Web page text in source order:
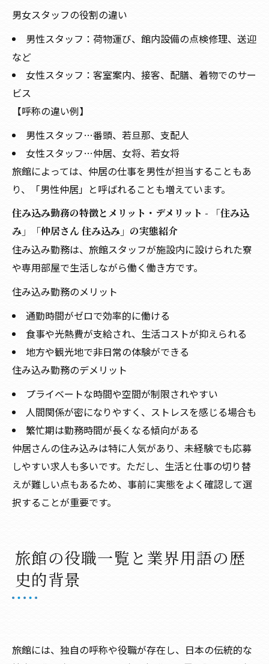
男女スタッフの役割の違い
男性スタッフ：荷物運び、館内設備の点検修理、送迎
など
女性スタッフ：客室案内、接客、配膳、着物でのサー
ビス
【呼称の違い例】
男性スタッフ…番頭、若旦那、支配人
女性スタッフ…仲居、女将、若女将
旅館によっては、仲居の仕事を男性が担当することもあ
り、「男性仲居」と呼ばれることも増えています。
住み込み勤務の特徴とメリット・デメリット - 「住み込
み」「仲居さん 住み込み」の実態紹介
住み込み勤務は、旅館スタッフが施設内に設けられた寮
や専用部屋で生活しながら働く働き方です。
住み込み勤務のメリット
通勤時間がゼロで効率的に働ける
食事や光熱費が支給され、生活コストが抑えられる
地方や観光地で非日常の体験ができる
住み込み勤務のデメリット
プライベートな時間や空間が制限されやすい
人間関係が密になりやすく、ストレスを感じる場合も
繁忙期は勤務時間が長くなる傾向がある
仲居さんの住み込みは特に人気があり、未経験でも応募
しやすい求人も多いです。ただし、生活と仕事の切り替
えが難しい点もあるため、事前に実態をよく確認して選
択することが重要です。
旅館の役職一覧と業界用語の歴
史的背景
旅館には、独自の呼称や役職が存在し、日本の伝統的な